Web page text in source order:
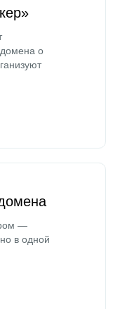
о
—
в одной